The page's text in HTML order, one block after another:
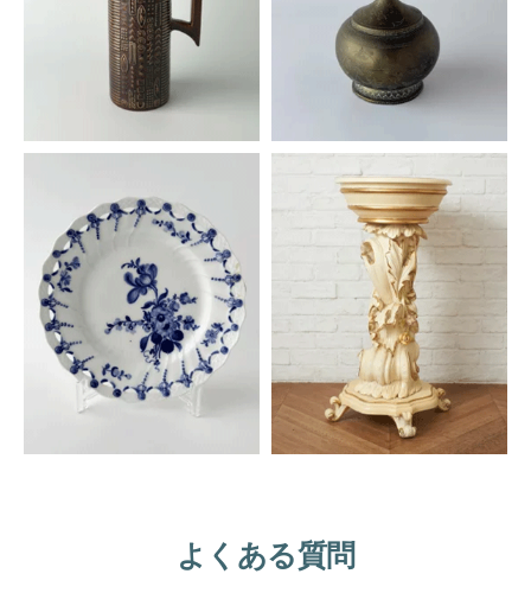
よくある質問